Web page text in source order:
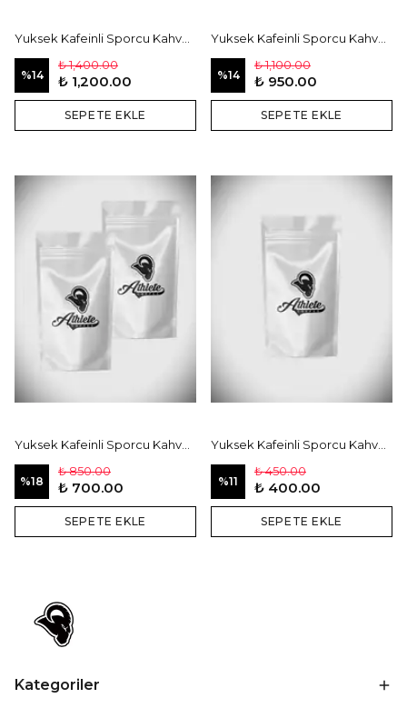
%14
₺ 1,400.00
₺ 1,200.00
SEPETE EKLE
%14
₺ 1,100.00
₺ 950.00
SEPETE EKLE
%18
₺ 850.00
₺ 700.00
SEPETE EKLE
%11
₺ 450.00
₺ 400.00
SEPETE EKLE
Kategoriler